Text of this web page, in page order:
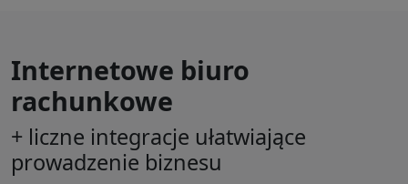
Internetowe biuro
rachunkowe
+ liczne integracje ułatwiające
prowadzenie biznesu